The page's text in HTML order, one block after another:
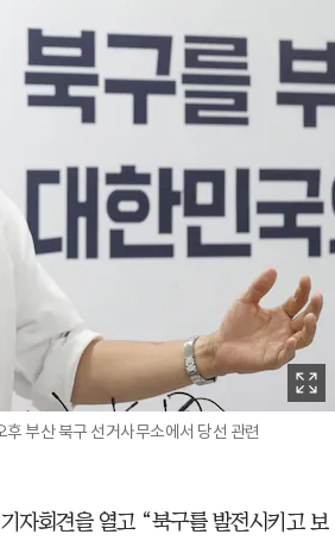
부산 북구 선거사무소에서 당선 관련
자회견을 열고 “북구를 발전시키고 보